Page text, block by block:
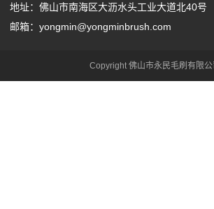
地址：佛山市南海区大沥水头工业大道北40号
邮箱：yongmin@yongminbrush.com
Copyright 佛山市永民毛刷有限公